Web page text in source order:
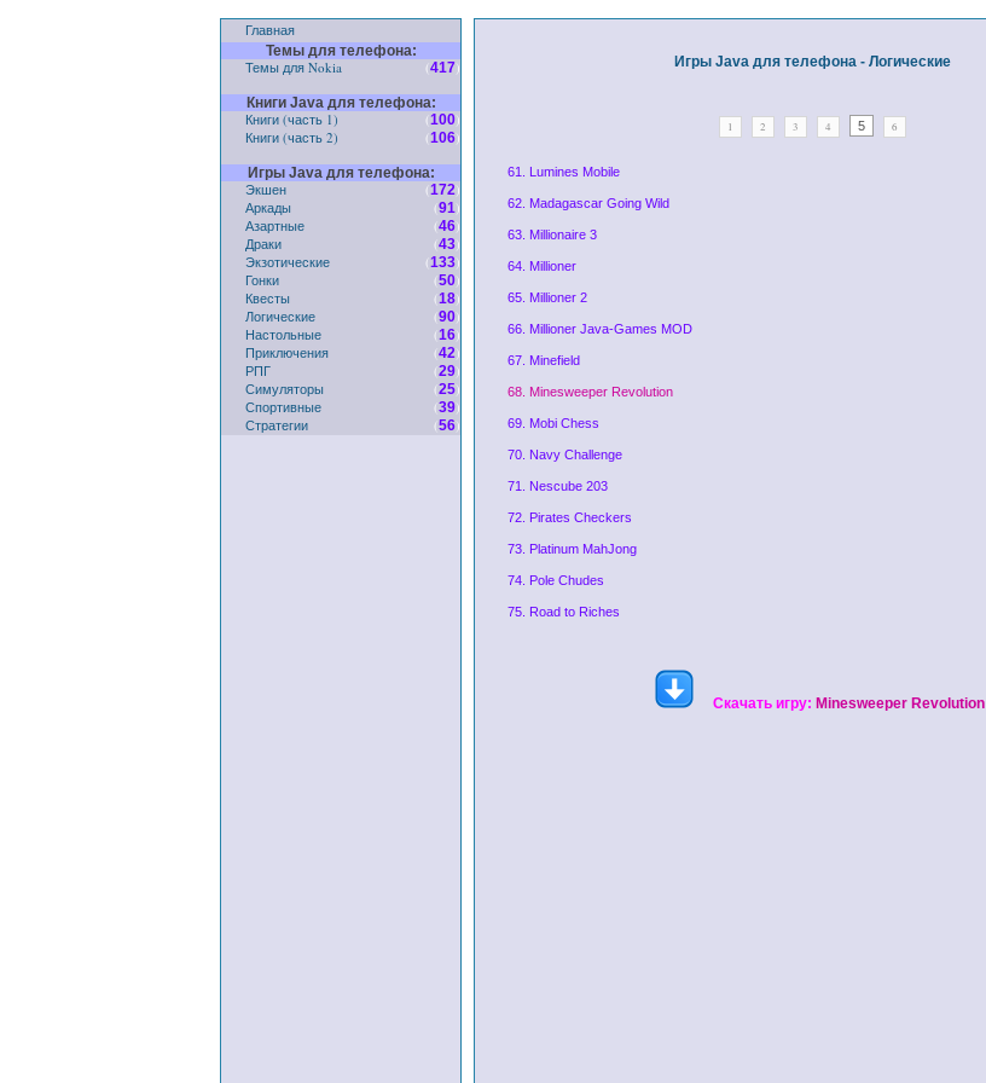
Главная
Темы для телефона:
Темы для Nokia (417)
Книги Java для телефона:
Книги (часть 1) (100)
Книги (часть 2)
(106)
Игры Java для телефона:
Экшен (172)
Аркады
(91)
Азартные
(46)
Драки
(43)
Экзотические
(133)
Гонки
(50)
Квесты
(18)
Логические
(90)
Настольные
(16)
Приключения
(42)
РПГ
(29)
Симуляторы
(25)
Спортивные
(39)
Стратегии
(56)
Игры Java для телефона - Логические
1 2 3 4 5 6
61. Lumines Mobile
62. Madagascar Going Wild
63. Millionaire 3
64. Millioner
65. Millioner 2
66. Millioner Java-Games MOD
67. Minefield
68. Minesweeper Revolution
69. Mobi Chess
70. Navy Challenge
71. Nescube 203
72. Pirates Checkers
73. Platinum MahJong
74. Pole Chudes
75. Road to Riches
Скачать игру: Minesweeper Revolution